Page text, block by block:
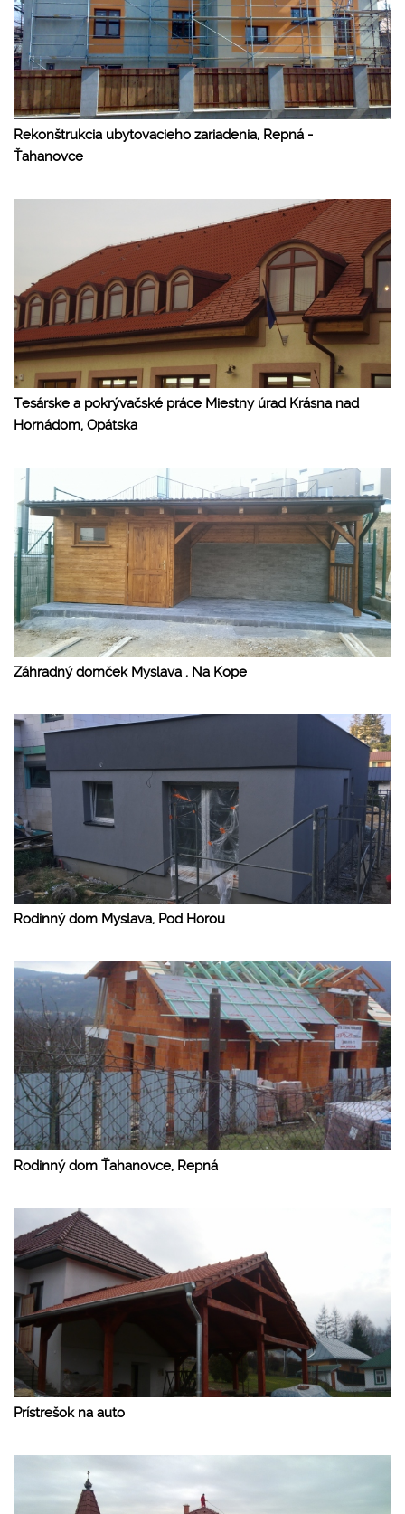
Rekonštrukcia ubytovacieho zariadenia, Repná -
Ťahanovce
Tesárske a pokrývačské práce Miestny úrad Krásna nad
Hornádom, Opátska
Záhradný domček Myslava , Na Kope
Rodinný dom Myslava, Pod Horou
Rodinný dom Ťahanovce, Repná
Prístrešok na auto